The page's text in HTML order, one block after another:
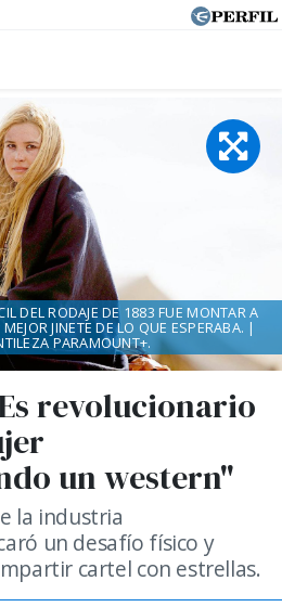
revolucionario
un western"
la industria
un desafío físico y
cartel con estrellas.
DEL RODAJE DE 1883 FUE MONTAR A
JINETE DE LO QUE ESPERABA. |
PARAMOUNT+.